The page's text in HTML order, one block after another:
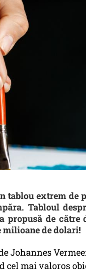
tablou extrem de
Tabloul
propusă de către
milioane de dolari!
Johannes
cel mai valoros